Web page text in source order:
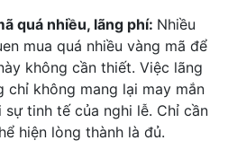
quá nhiều, lãng phí: Nhiều
mua quá nhiều vàng mã để
không cần thiết. Việc lãng
chỉ không mang lại may mắn
tinh tế của nghi lễ. Chỉ cần
hiện lòng thành là đủ.